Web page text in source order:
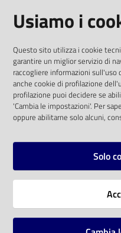
Eventi
Chiedi al
bibliotecario
Avvisi
solo alle condizioni
comunitaria 2003/98/
SOCIAL
Instagram
Vai alla pagina
Usiamo i
Questo sito utilizza i cookie
garantire un miglior servizio di
raccogliere informazioni
anche cookie di profilazione
profilazione puoi decidere se
'Cambia le impostazioni'. Per
oppure abilitarne solo alcuni,
Solo